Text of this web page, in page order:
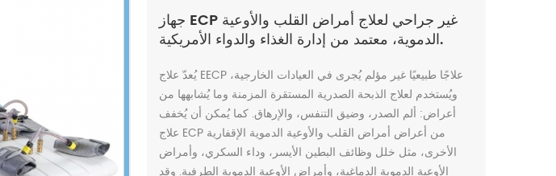
جهاز ECP غير جراحي لعلاج أمراض القلب والأوعية
الدموية، معتمد من إدارة الغذاء والدواء الأمريكية.
يُعدّ علاج EECP علاجًا طبيعيًا غير مؤلم يُجرى في العيادات الخارجية،
ويُستخدم لعلاج الذبحة الصدرية المستقرة المزمنة وما يُشابهها من
أعراض: ألم الصدر، وضيق التنفس، والإرهاق. كما يُمكن أن يُخفف
علاج ECP من أعراض أمراض القلب والأوعية الدموية الإقفارية
الأخرى، مثل خلل وظائف البطين الأيسر، وداء السكري، وأمراض
الأوعية الدموية الدماغية، وأمراض الأوعية الدموية الطرفية. وقد